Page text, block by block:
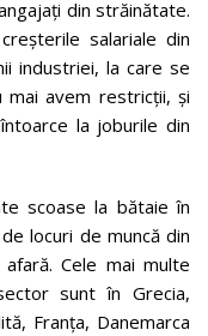
din străinătate.
salariale din
industriei, la care se
mai avem restricții, și
la joburile din
scoase la bătaie în
locuri de muncă din
Cele mai multe
sunt în Grecia,
Franța, Danemarca